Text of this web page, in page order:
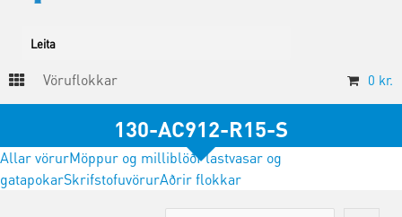
Vöruflokkar 0 kr.
130-AC912-R15-S
Allar vörurMöppur og milliblöðPlastvasar og
gatapokarSkrifstofuvörurAðrir flokkar